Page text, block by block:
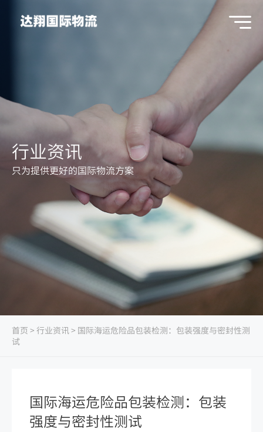
行业资讯
只为提供更好的国际物流方案
首页 > 行业资讯> 国际海运危险品包装检测：包装强度与密封性测
试
国际海运危险品包装检测：包装
强度与密封性测试